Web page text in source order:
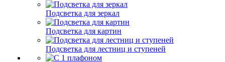
Подсветка для зеркал
Подсветка для картин
Подсветка для лестниц и ступеней